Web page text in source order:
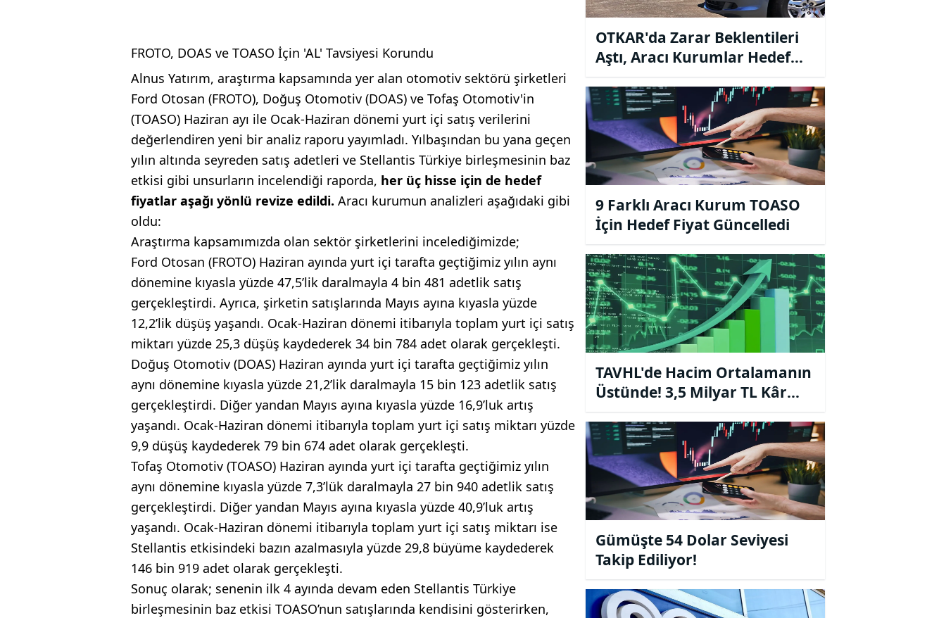
FROTO, DOAS ve TOASO İçin 'AL' Tavsiyesi Korundu
Alnus Yatırım, araştırma kapsamında yer alan otomotiv sektörü şirketleri
Ford Otosan (FROTO), Doğuş Otomotiv (DOAS) ve Tofaş Otomotiv'in
(TOASO) Haziran ayı ile Ocak-Haziran dönemi yurt içi satış verilerini
değerlendiren yeni bir analiz raporu yayımladı. Yılbaşından bu yana geçen
yılın altında seyreden satış adetleri ve Stellantis Türkiye birleşmesinin baz
etkisi gibi unsurların incelendiği raporda, her üç hisse için de hedef
fiyatlar aşağı yönlü revize edildi. Aracı kurumun analizleri aşağıdaki gibi
oldu:
Araştırma kapsamımızda olan sektör şirketlerini incelediğimizde;
Ford Otosan (FROTO) Haziran ayında yurt içi tarafta geçtiğimiz yılın aynı
dönemine kıyasla yüzde 47,5’lik daralmayla 4 bin 481 adetlik satış
gerçekleştirdi. Ayrıca, şirketin satışlarında Mayıs ayına kıyasla yüzde
12,2’lik düşüş yaşandı. Ocak-Haziran dönemi itibarıyla toplam yurt içi satış
miktarı yüzde 25,3 düşüş kaydederek 34 bin 784 adet olarak gerçekleşti.
Doğuş Otomotiv (DOAS) Haziran ayında yurt içi tarafta geçtiğimiz yılın
aynı dönemine kıyasla yüzde 21,2’lik daralmayla 15 bin 123 adetlik satış
gerçekleştirdi. Diğer yandan Mayıs ayına kıyasla yüzde 16,9’luk artış
yaşandı. Ocak-Haziran dönemi itibarıyla toplam yurt içi satış miktarı yüzde
9,9 düşüş kaydederek 79 bin 674 adet olarak gerçekleşti.
Tofaş Otomotiv (TOASO) Haziran ayında yurt içi tarafta geçtiğimiz yılın
aynı dönemine kıyasla yüzde 7,3’lük daralmayla 27 bin 940 adetlik satış
gerçekleştirdi. Diğer yandan Mayıs ayına kıyasla yüzde 40,9’luk artış
yaşandı. Ocak-Haziran dönemi itibarıyla toplam yurt içi satış miktarı ise
Stellantis etkisindeki bazın azalmasıyla yüzde 29,8 büyüme kaydederek
146 bin 919 adet olarak gerçekleşti.
Sonuç olarak; senenin ilk 4 ayında devam eden Stellantis Türkiye
birleşmesinin baz etkisi TOASO’nun satışlarında kendisini gösterirken,
OTKAR'da Zarar Beklentileri
Aştı, Aracı Kurumlar Hedef
Fiyatlarını Güncelledi
9 Farklı Aracı Kurum TOASO
İçin Hedef Fiyat Güncelledi
TAVHL'de Hacim Ortalamanın
Üstünde! 3,5 Milyar TL Kâr
Açıkladı
Gümüşte 54 Dolar Seviyesi
Takip Ediliyor!